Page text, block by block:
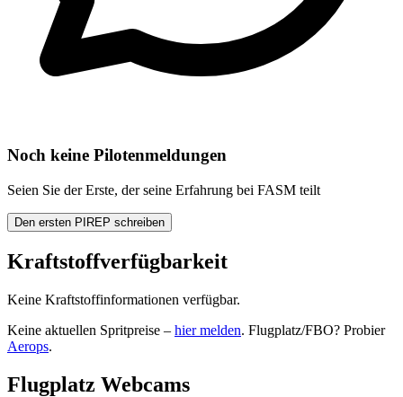
Noch keine Pilotenmeldungen
Seien Sie der Erste, der seine Erfahrung bei FASM teilt
Den ersten PIREP schreiben
Kraftstoffverfügbarkeit
Keine Kraftstoffinformationen verfügbar.
Keine aktuellen Spritpreise – hier melden. Flugplatz/FBO? Probier
Aerops.
Flugplatz Webcams